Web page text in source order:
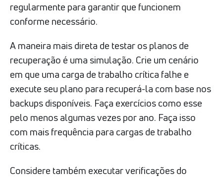
regularmente para garantir que funcionem
conforme necessário.
A maneira mais direta de testar os planos de
recuperação é uma simulação. Crie um cenário
em que uma carga de trabalho crítica falhe e
execute seu plano para recuperá-la com base nos
backups disponíveis. Faça exercícios como esse
pelo menos algumas vezes por ano. Faça isso
com mais frequência para cargas de trabalho
críticas.
Considere também executar verificações do